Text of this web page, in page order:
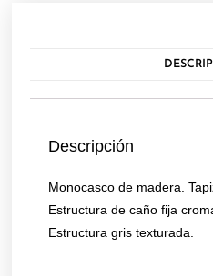
Descripción
Monocasco de madera.
Estructura de caño fija
Estructura gris texturada.